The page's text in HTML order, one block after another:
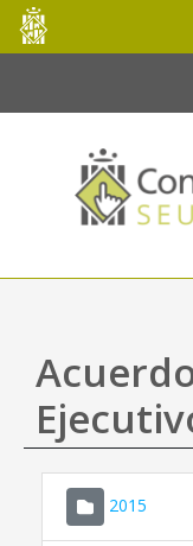
Saltar al contenido
Consell
de
Mallorca
2015